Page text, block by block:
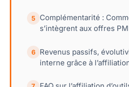
5
Complémentarité :
s’intègrent aux offres
6
Revenus passifs,
interne grâce à